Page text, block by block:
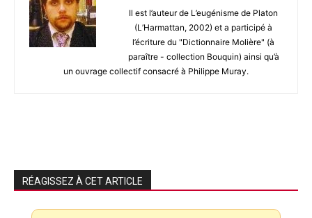
Il est l’auteur de L’eugénisme de Platon
(L’Harmattan, 2002) et a participé à
l’écriture du "Dictionnaire Molière" (à
paraître - collection Bouquin) ainsi qu’à
un ouvrage collectif consacré à Philippe Muray.
RÉAGISSEZ À CET ARTICLE